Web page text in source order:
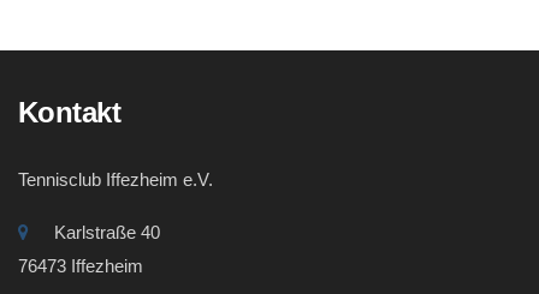
Kontakt
Tennisclub Iffezheim e.V.
Karlstraße 40
76473 Iffezheim